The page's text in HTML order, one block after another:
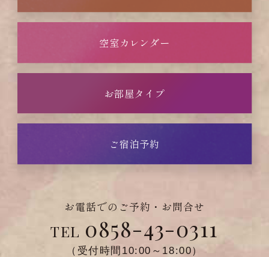
空室カレンダー
お部屋タイプ
ご宿泊予約
お電話でのご予約・お問合せ
TEL 0858-43-0311
（受付時間10:00～18:00）